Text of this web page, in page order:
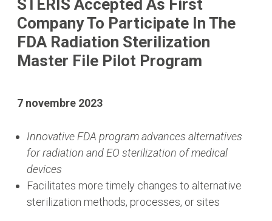
STERIS Accepted As First
Company To Participate In The
FDA Radiation Sterilization
Master File Pilot Program
7 novembre 2023
Innovative FDA program advances alternatives
for radiation and EO sterilization of medical
devices
Facilitates more timely changes to alternative
sterilization methods, processes, or sites